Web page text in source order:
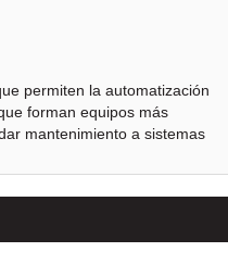
permiten la automatización
forman equipos más
mantenimiento a sistemas